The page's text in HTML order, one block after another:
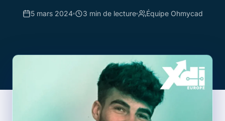
5 mars 2024 3 min de lecture Équipe Ohmycad